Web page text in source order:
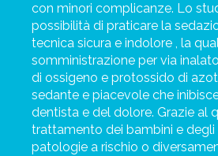
con minori complicanze. Lo
possibilità di praticare la
tecnica sicura e indolore , la
somministrazione per via
di ossigeno e protossido di
sedante e piacevole che
dentista e del dolore. Grazie al
trattamento dei bambini e degli
patologie a rischio o